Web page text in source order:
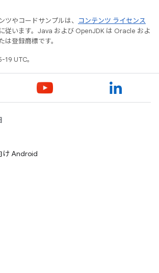
ツやコードサンプルは、
コンテンツ ライセンス
従います。Java および OpenJDK は Oracle およ
は登録商標です。
UTC。
け Android